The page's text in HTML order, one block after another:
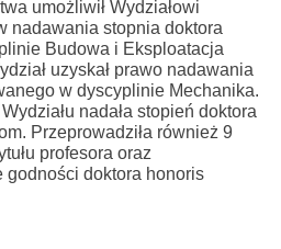
umożliwił Wydziałowi
nadawania stopnia doktora
Budowa i Eksploatacja
uzyskał prawo nadawania
w dyscyplinie Mechanika.
nadała stopień doktora
Przeprowadziła również 9
profesora oraz
godności doktora honoris